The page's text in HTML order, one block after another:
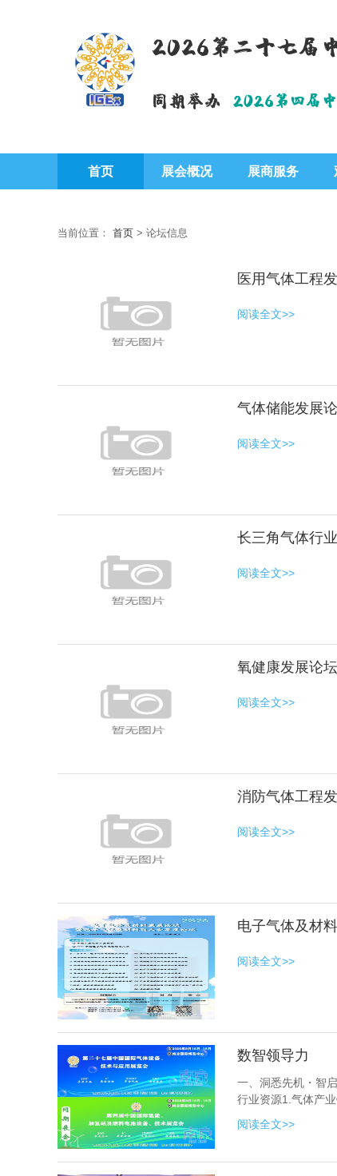
2026第二十七届
同期举办 2026第四届
首页 展会概况 展商服务
当前位置： 首页 > 论坛信息
医用气体工程
阅读全文>>
气体储能发展
阅读全文>>
长三角气体行
阅读全文>>
氧健康发展论坛
阅读全文>>
消防气体工程
阅读全文>>
电子气体及材
阅读全文>>
数智领导力
一、洞悉先机・智
行业资源1.气体产
专业机构5.AI应用
阅读全文>>